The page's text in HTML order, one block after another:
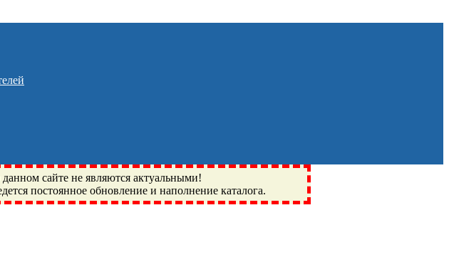
сайте не являются актуальными!
постоянное обновление и наполнение каталога.
Балашиха, Фряново, Монино, Ивантеевка, подшипники, пневматика, метизы,
KG, LQY, DPI, BSN, SPZ, РФ, BMZ, ХАРП, CX, РОЛТОМ, APZ, FBJ, KYK,